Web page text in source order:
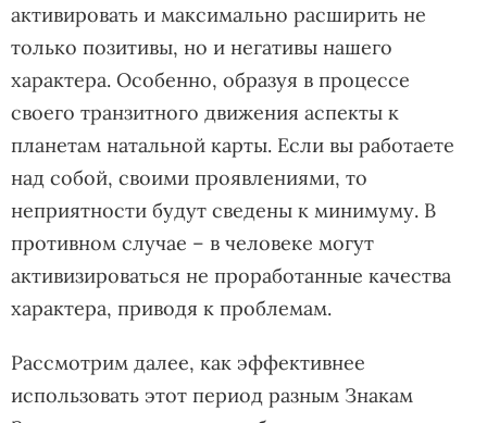
активировать и максимально расширить не
только позитивы, но и негативы нашего
характера. Особенно, образуя в процессе
своего транзитного движения аспекты к
планетам натальной карты. Если вы работаете
над собой, своими проявлениями, то
неприятности будут сведены к минимуму. В
противном случае – в человеке могут
активизироваться не проработанные качества
характера, приводя к проблемам.
Рассмотрим далее, как эффективнее
использовать этот период разным Знакам